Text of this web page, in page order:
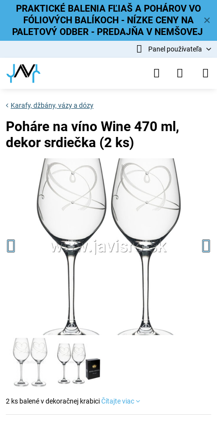
✕
PRAKTICKÉ BALENIA FĽIAŠ A POHÁROV VO
FÓLIOVÝCH BALÍKOCH - NÍZKE CENY NA
PALETOVÝ ODBER - PREDAJŇA V NEMŠOVEJ
Panel používateľa
Karafy, džbány, vázy a dózy
Poháre na víno Wine 470 ml,
dekor srdiečka (2 ks)
2 ks balené v dekoračnej krabiciČítajte viac